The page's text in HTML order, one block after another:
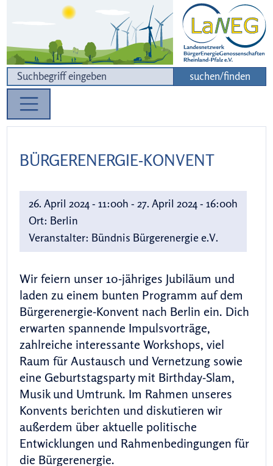
Zur Navigation
Zum Inhalt
suchen/finden
BÜRGERENERGIE-KONVENT
26. April 2024 - 11:00h - 27. April 2024 - 16:00h
Ort: Berlin
Veranstalter: Bündnis Bürgerenergie e.V.
Wir feiern unser 10-jähriges Jubiläum und
laden zu einem bunten Programm auf dem
Bürgerenergie-Konvent nach Berlin ein. Dich
erwarten spannende Impulsvorträge,
zahlreiche interessante Workshops, viel
Raum für Austausch und Vernetzung sowie
eine Geburtstagsparty mit Birthday-Slam,
Musik und Umtrunk. Im Rahmen unseres
Konvents berichten und diskutieren wir
außerdem über aktuelle politische
Entwicklungen und Rahmenbedingungen für
die Bürgerenergie.